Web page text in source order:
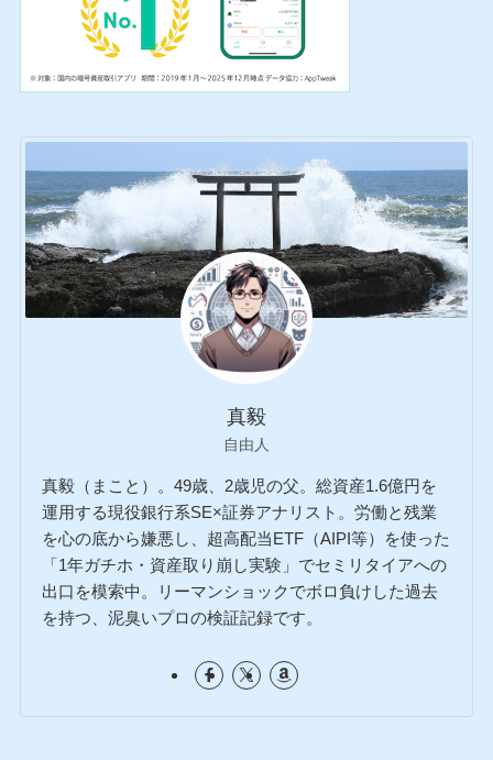
真毅
自由人
真毅（まこと）。49歳、2歳児の父。総資産1.6億円を
運用する現役銀行系SE×証券アナリスト。労働と残業
を心の底から嫌悪し、超高配当ETF（AIPI等）を使った
「1年ガチホ・資産取り崩し実験」でセミリタイアへの
出口を模索中。リーマンショックでボロ負けした過去
を持つ、泥臭いプロの検証記録です。